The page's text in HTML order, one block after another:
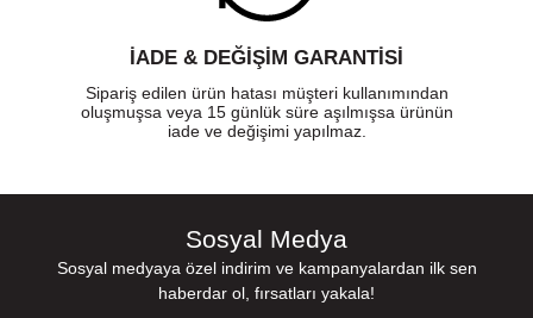
İADE & DEĞİŞİM GARANTİSİ
Sipariş edilen ürün hatası müşteri kullanımından
oluşmuşsa veya 15 günlük süre aşılmışsa ürünün
iade ve değişimi yapılmaz.
Sosyal Medya
Sosyal medyaya özel indirim ve kampanyalardan ilk sen
haberdar ol, fırsatları yakala!